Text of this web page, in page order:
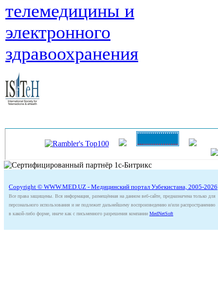
телемедицины и
электронного
здравоохранения
Copyright © WWW.MED.UZ - Медицинский портал Узбекистана, 2005-2026
Все права защищены. Вся информация, размещённая на данном веб-сайте, предназначена только для
персонального использования и не подлежит дальнейшему воспроизведению и/или распространению
в какой-либо форме, иначе как с письменного разрешения компании MedNetSoft